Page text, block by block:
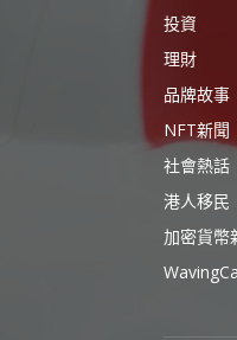
投資
理財
品牌故事
NFT新聞
社會熱話
港人移民
加密貨幣